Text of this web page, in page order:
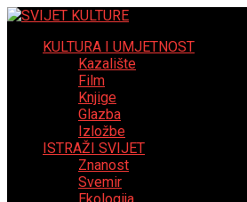
KULTURA I UMJETNOST
Kazalište
Film
Knjige
Glazba
Izložbe
ISTRAŽI SVIJET
Znanost
Svemir